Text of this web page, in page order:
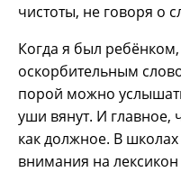
чистоты, не говоря о
Когда я был
оскорбительным
порой можно
уши вянут. И главное,
как должное. В
внимания на